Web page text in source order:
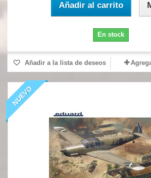
Añadir al carrito
En stock
Añadir a la lista de deseos
NUEVO